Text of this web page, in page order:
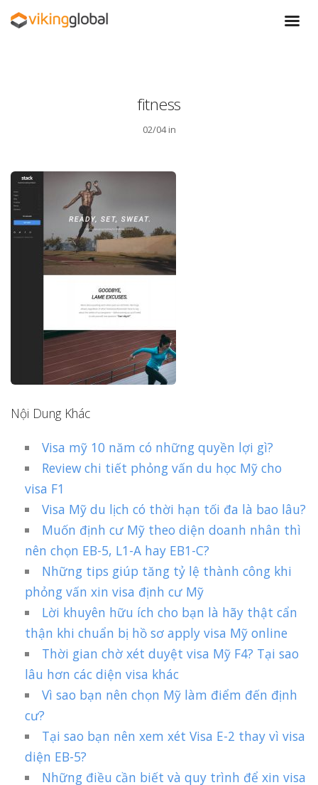
fitness
02/04 in
Nội Dung Khác
Visa mỹ 10 năm có những quyền lợi gì?
Review chi tiết phỏng vấn du học Mỹ cho
visa F1
Visa Mỹ du lịch có thời hạn tối đa là bao lâu?
Muốn định cư Mỹ theo diện doanh nhân thì
nên chọn EB-5, L1-A hay EB1-C?
Những tips giúp tăng tỷ lệ thành công khi
phỏng vấn xin visa định cư Mỹ
Lời khuyên hữu ích cho bạn là hãy thật cẩn
thận khi chuẩn bị hồ sơ apply visa Mỹ online
Thời gian chờ xét duyệt visa Mỹ F4? Tại sao
lâu hơn các diện visa khác
Vì sao bạn nên chọn Mỹ làm điểm đến định
cư?
Tại sao bạn nên xem xét Visa E-2 thay vì visa
diện EB-5?
Những điều cần biết và quy trình để xin visa